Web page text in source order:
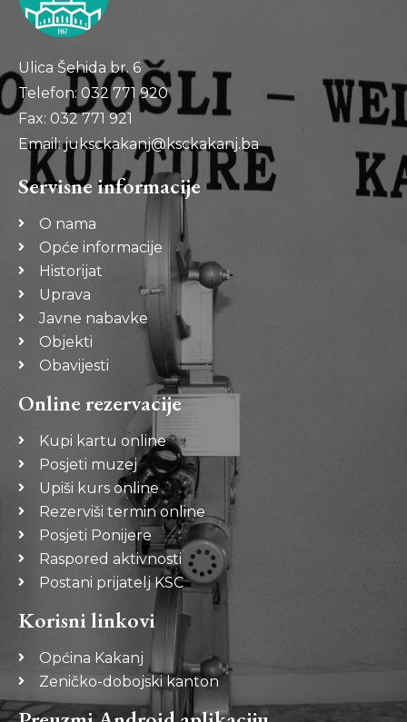
Ulica Šehida br. 6
Telefon: 032 771 920
Fax: 032 771 921
Email: juksckakanj@ksckakanj.ba
Servisne informacije
O nama
Opće informacije
Historijat
Uprava
Javne nabavke
Objekti
Obavijesti
Online rezervacije
Kupi kartu online
Posjeti muzej
Upiši kurs online
Rezerviši termin online
Posjeti Ponijere
Raspored aktivnosti
Postani prijatelj KSC
Korisni linkovi
Općina Kakanj
Zeničko-dobojski kanton